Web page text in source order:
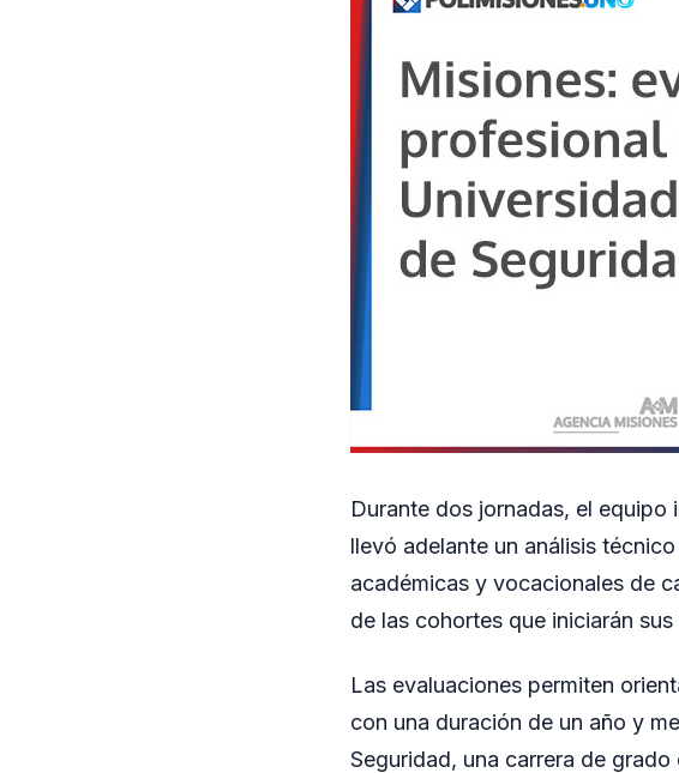
Durante dos jornadas, el
llevó adelante un análisis
académicas y vocacionales de
de las cohortes que iniciarán
Las evaluaciones permiten
con una duración de un año y
Seguridad, una carrera de